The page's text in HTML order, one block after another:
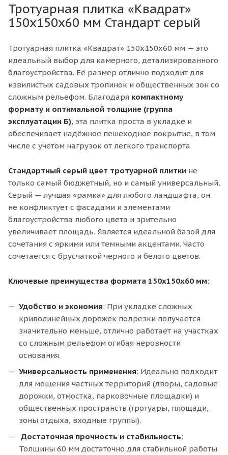
Тротуарная плитка «Квадрат»
150х150х60 мм Стандарт серый
Тротуарная плитка «Квадрат» 150х150х60 мм — это
идеальный выбор для камерного, детализированного
благоустройства. Её размер отлично подходит для
извилистых садовых тропинок и общественных зон со
сложным рельефом. Благодаря компактному
формату и оптимальной толщине (группа
эксплуатации Б), эта плитка проста в укладке и
обеспечивает надёжное пешеходное покрытие, в том
числе с учетом нагрузок от легкого транспорта.
Стандартный серый цвет тротуарной плитки не
только самый бюджетный, но и самый универсальный.
Серый — лучшая «рамка» для любого ландшафта, он
не конфликтует с фасадами и элементами
благоустройства любого цвета и зрительно
увеличивает площадь. Является идеальной базой для
сочетания с яркими или темными акцентами. Часто
сочетается с брусчаткой черного и белого цветов.
Ключевые преимущества формата 150х150х60 мм:
Удобство и экономия: При укладке сложных
криволинейных дорожек подрезки получается
значительно меньше, отлично работает на участках
со сложным рельефом огибая неровности
основания.
Универсальность применения: Идеально подходит
для мощения частных территорий (дворы, садовые
дорожки, отмостка, парковочные площадки) и
общественных пространств (тротуары, площади,
зоны отдыха, входные группы).
Достаточная прочность и стабильность:
Толщины 60 мм достаточно для стабильной работы